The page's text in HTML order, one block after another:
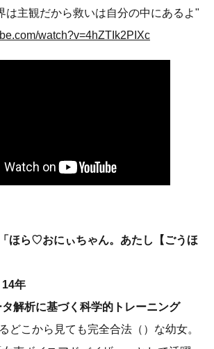
主観だから救いは自分の中にあるよ"
watch?v=4hZTIk2PIXc
ほら♡おにぃちゃん。あたし【ごうほ
14年
タ解析に基づく科学的トレーニング
どこから見ても完全合法（）な幼女。